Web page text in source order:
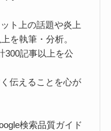
ト上の話題や炎上
を執筆・分析。
300記事以上を公
伝えることを心が
検索品質ガイド